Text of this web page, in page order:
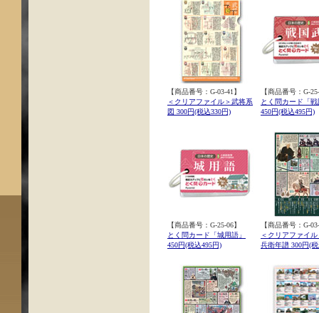
【商品番号：G-03-41】
＜クリアファイル＞武将系
図 300円(税込330円)
【商品番号：G-
とく問カード「
450円(税込495円)
【商品番号：G-25-06】
とく問カード「城用語」
450円(税込495円)
【商品番号：G-
＜クリアファイ
兵衛年譜 300円(